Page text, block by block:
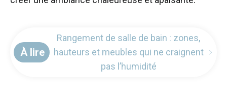
À lire
Rangement de salle de bain : zones,
hauteurs et meubles qui ne craignent
pas l’humidité